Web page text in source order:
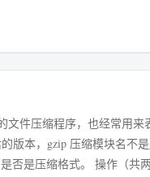
件压缩程序，也经常用来
版本，gzip 压缩模块名不
是否是压缩格式。 操作（